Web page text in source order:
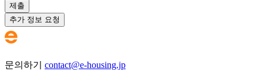
제출
추가 정보 요청
문의하기 contact@e-housing.jp